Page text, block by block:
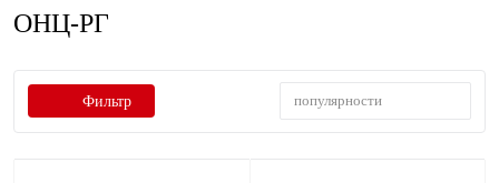
ОНЦ-РГ
Фильтр популярности